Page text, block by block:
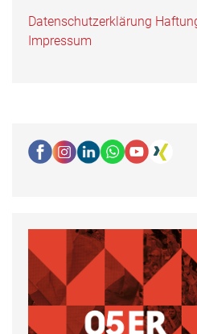
Datenschutzerklärung
Impressum